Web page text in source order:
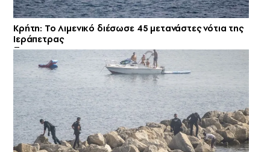
Κρήτη: Το Λιμενικό διέσωσε 45 μετανάστες νότια της
Ιεράπετρας